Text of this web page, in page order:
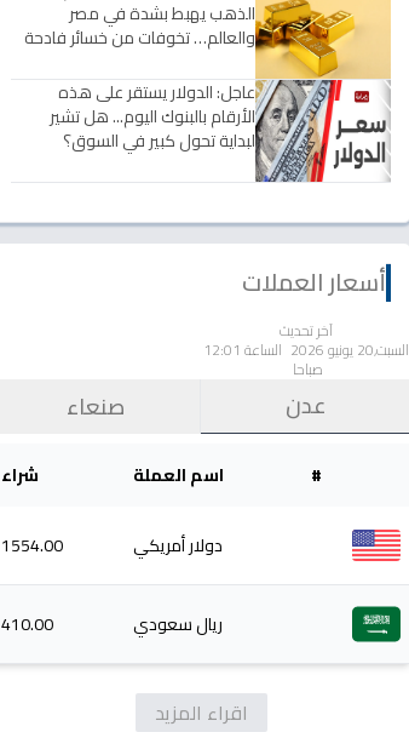
الذهب يهبط بشدة في مصر
والعالم… تخوفات من خسائر فادحة
عاجل: الدولار يستقر على هذه
الأرقام بالبنوك اليوم... هل تشير
لبداية تحول كبير في السوق؟
أسعار العملات
آخر تحديث
السبت,20 يونيو 2026 الساعة 12:01
صباحا
عدن صنعاء
# اسم العملة شراء
دولار أمريكي 1554.00
ريال سعودي 410.00
اقراء المزيد